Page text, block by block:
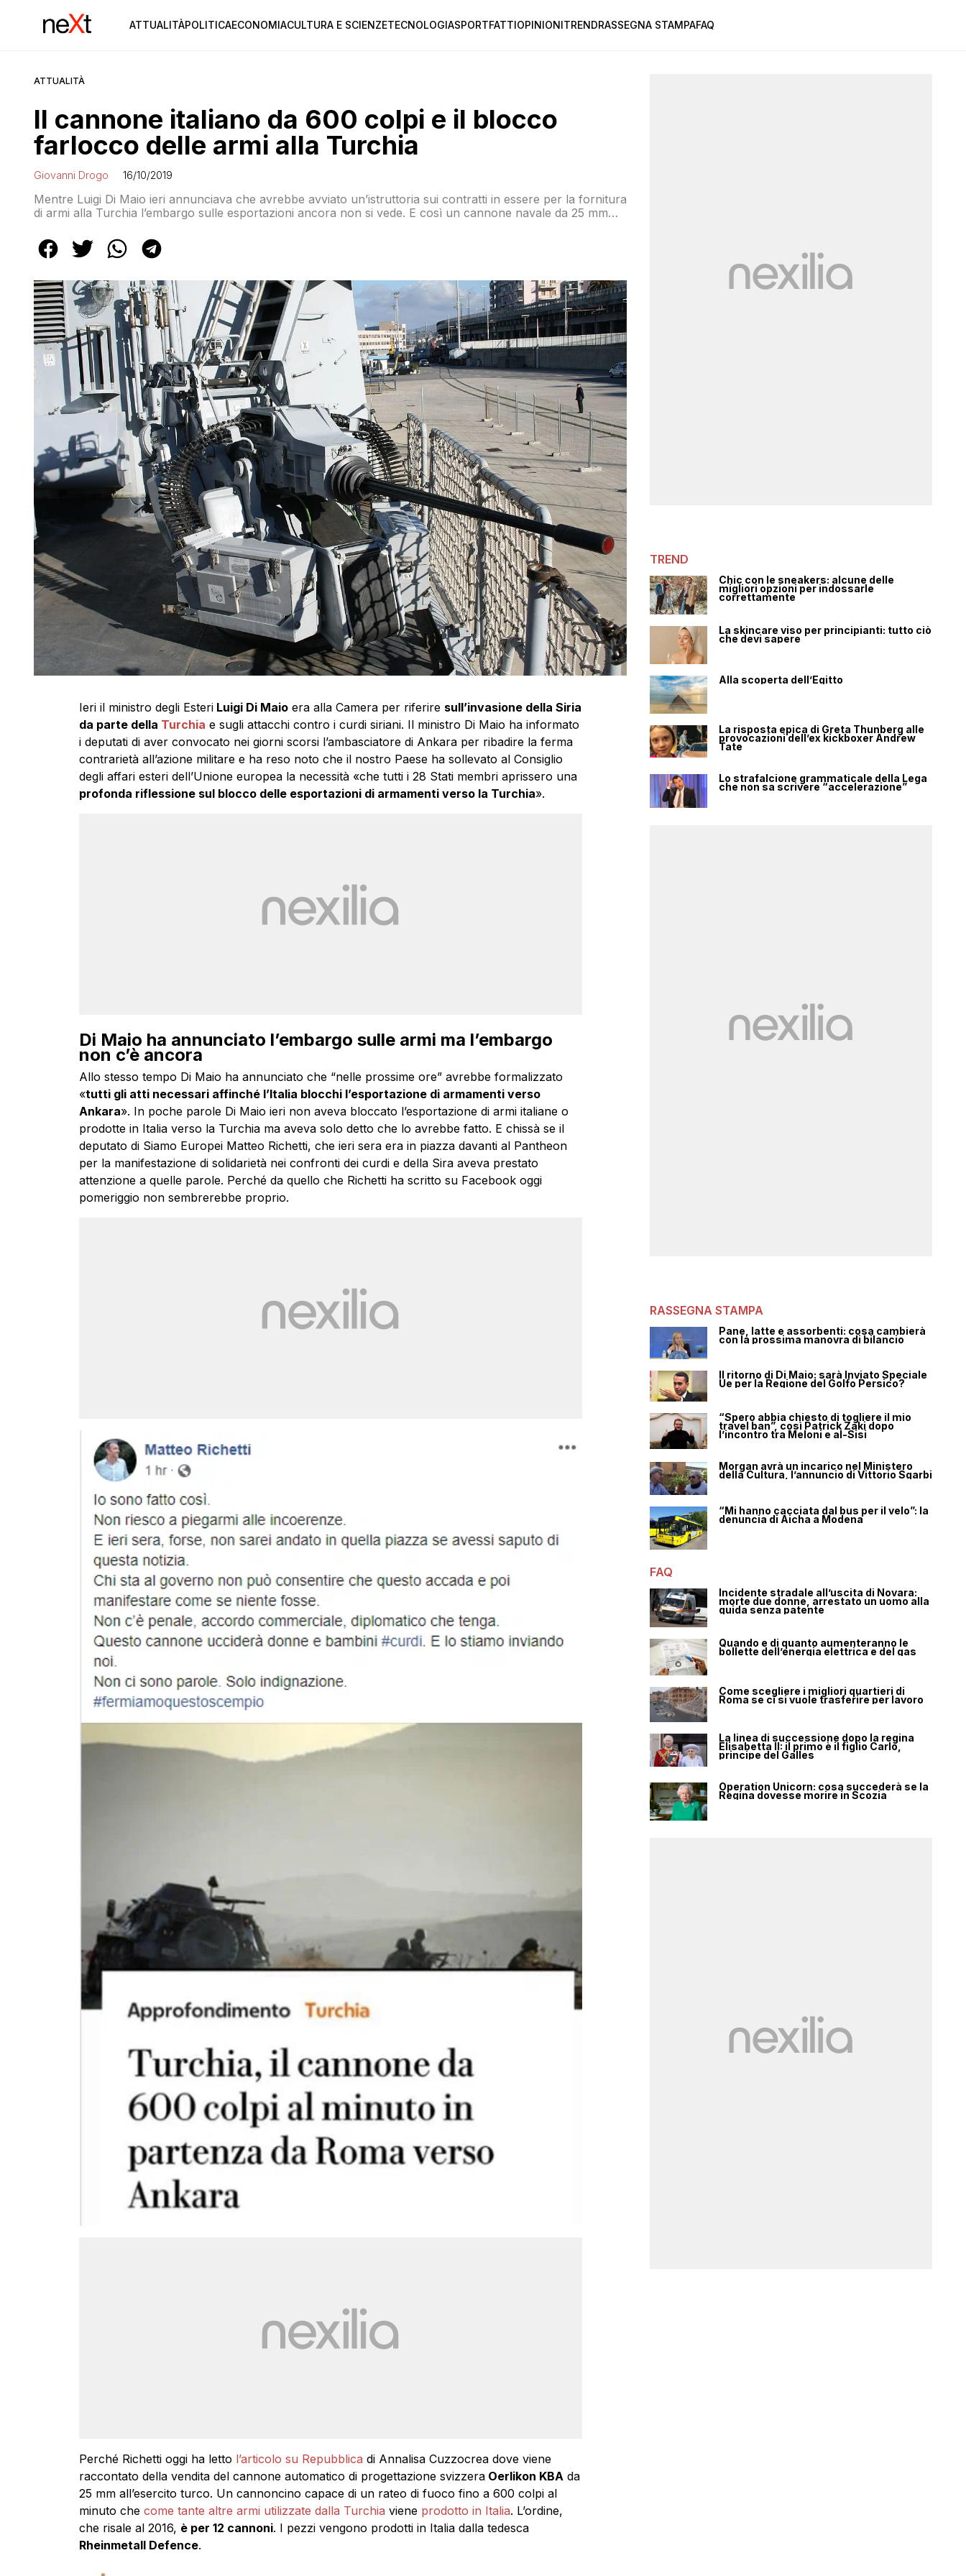
ATTUALITÀPOLITICAECONOMIACULTURA E SCIENZETECNOLOGIASPORTFATTIOPINIONITRENDRASSEGNA STAMPAFAQ
ATTUALITÀ
Il cannone italiano da 600 colpi e il blocco
farlocco delle armi alla Turchia
Giovanni Drogo 16/10/2019
Mentre Luigi Di Maio ieri annunciava che avrebbe avviato un’istruttoria sui contratti in essere per la fornitura
di armi alla Turchia l’embargo sulle esportazioni ancora non si vede. E così un cannone navale da 25 mm
Ieri il ministro degli EsteriLuigi Di Maioera alla Camera per riferire sull’invasione della Siria
da parte della Turchia e sugli attacchi contro i curdi siriani. Il ministro Di Maio ha informato
i deputati di aver convocato nei giorni scorsi l’ambasciatore di Ankara per ribadire la ferma
contrarietà all’azione militare e ha reso noto che il nostro Paese ha sollevato al Consiglio
degli affari esteri dell’Unione europea la necessità «che tutti i 28 Stati membri aprissero una
profonda riflessione sul blocco delle esportazioni di armamenti verso la Turchia».
Di Maio ha annunciato l’embargo sulle armi ma l’embargo
non c’è ancora
Allo stesso tempo Di Maio ha annunciato che “nelle prossime ore” avrebbe formalizzato
«tutti gli atti necessari affinché l’Italia blocchi l’esportazione di armamenti verso
Ankara». In poche parole Di Maio ieri non aveva bloccato l’esportazione di armi italiane o
prodotte in Italia verso la Turchia ma aveva solo detto che lo avrebbe fatto. E chissà se il
deputato di Siamo Europei Matteo Richetti, che ieri sera era in piazza davanti al Pantheon
per la manifestazione di solidarietà nei confronti dei curdi e della Sira aveva prestato
attenzione a quelle parole. Perché da quello che Richetti ha scritto su Facebook oggi
pomeriggio non sembrerebbe proprio.
Perché Richetti oggi ha letto l’articolo su Repubblica di Annalisa Cuzzocrea dove viene
raccontato della vendita del cannone automatico di progettazione svizzeraOerlikon KBA da
25 mm all’esercito turco. Un cannoncino capace di un rateo di fuoco fino a 600 colpi al
minuto che come tante altre armi utilizzate dalla Turchia viene prodotto in Italia. L’ordine,
che risale al 2016, è per 12 cannoni. I pezzi vengono prodotti in Italia dalla tedesca
Rheinmetall Defence.
TREND
Chic con le sneakers: alcune delle
migliori opzioni per indossarle
correttamente
La skincare viso per principianti: tutto ciò
che devi sapere
Alla scoperta dell’Egitto
La risposta epica di Greta Thunberg alle
provocazioni dell’ex kickboxer Andrew
Tate
Lo strafalcione grammaticale della Lega
che non sa scrivere “accelerazione”
RASSEGNA STAMPA
Pane, latte e assorbenti: cosa cambierà
con la prossima manovra di bilancio
Il ritorno di Di Maio: sarà Inviato Speciale
Ue per la Regione del Golfo Persico?
“Spero abbia chiesto di togliere il mio
travel ban”, così Patrick Zaki dopo
l’incontro tra Meloni e al-Sisi
Morgan avrà un incarico nel Ministero
della Cultura, l’annuncio di Vittorio Sgarbi
“Mi hanno cacciata dal bus per il velo”: la
denuncia di Aicha a Modena
FAQ
Incidente stradale all’uscita di Novara:
morte due donne, arrestato un uomo alla
guida senza patente
Quando e di quanto aumenteranno le
bollette dell’energia elettrica e del gas
Come scegliere i migliori quartieri di
Roma se ci si vuole trasferire per lavoro
La linea di successione dopo la regina
Elisabetta II: il primo è il figlio Carlo,
principe del Galles
Operation Unicorn: cosa succederà se la
Regina dovesse morire in Scozia